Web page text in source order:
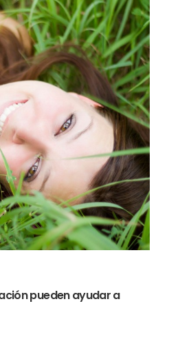
pueden ayudar a